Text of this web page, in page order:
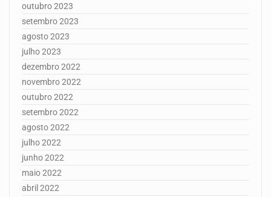
outubro 2023
setembro 2023
agosto 2023
julho 2023
dezembro 2022
novembro 2022
outubro 2022
setembro 2022
agosto 2022
julho 2022
junho 2022
maio 2022
abril 2022